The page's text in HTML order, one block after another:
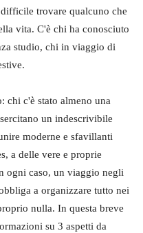
trovare qualcuno che
vita. C'è chi ha conosciuto
studio, chi in viaggio di
chi c'è stato almeno una
un indescrivibile
moderne e sfavillanti
a delle vere e proprie
ogni caso, un viaggio negli
a organizzare tutto nei
nulla. In questa breve
su 3 aspetti da